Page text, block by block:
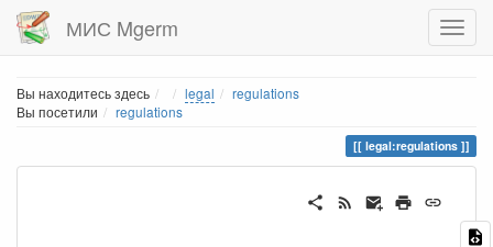
МИС Mgerm
Вы находитесь здесь Home
legal
regulations
Вы посетили
regulations
legal:regulations